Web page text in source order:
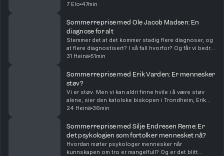
omgivelser? Hvorfor er gamle kirker finere enn nye
Broch...
7 Elo 47min
Sommerreprise med Ole Jacob Madsen: En
diagnose for alt
Stemmer det at det kommer stadig flere diagnoser, og
at flere diagnostisert? I så fall hvorfor? Og får vi bedre
psykisk helse ved å vite mye om psykologi? Ole
31 Heinä 51min
Sommerreprise med Erik Varden: Er mennesker
støv?
Vi er støv. Men vi kan aldri finne hvile i å være støv
alene, sier den katolske biskopen i Trondheim, Erik
Varden. Hvordan blir vi mer enn støv? Og er det
24 Heinä 36min
Sommerreprise med Silje Endresen Reme: Er
det psykologien som fortolker mennesket nå?
Hvordan møter psykologer mennesker når
kunnskapen om tro er mangelfull? Og er det blitt